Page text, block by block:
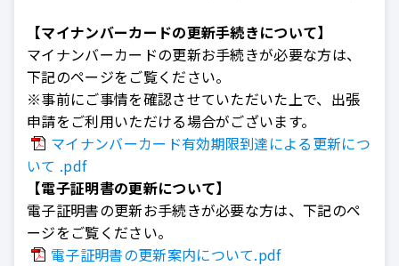
【マイナンバーカードの更新手続きについて】
マイナンバーカードの更新お手続きが必要な方は、
下記のページをご覧ください。
※事前にご事情を確認させていただいた上で、出張
申請をご利用いただける場合がございます。
マイナンバーカード有効期限到達による更新につ
いて .pdf
【電子証明書の更新について】
電子証明書の更新お手続きが必要な方は、下記のペ
ージをご覧ください。
電子証明書の更新案内について.pdf